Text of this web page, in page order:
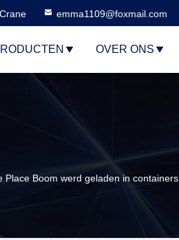
emma1109@foxmail.com
OVER ONS
Place Boom werd geladen in containers